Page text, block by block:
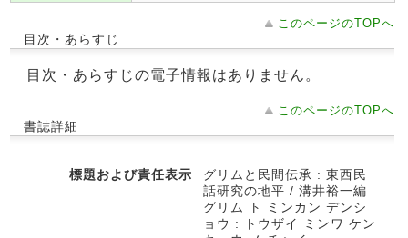
このページのTOPへ
目次・あらすじ
目次・あらすじの電子情報はありません。
このページのTOPへ
書誌詳細
標題および責任表示
グリムと民間伝承 : 東西民
話研究の地平 / 溝井裕一編
グリム ト ミンカン デンシ
ョウ : トウザイ ミンワ ケン